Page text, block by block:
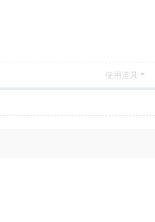
使用道具